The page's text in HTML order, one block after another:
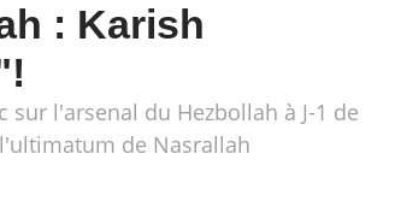
: Karish
sur l'arsenal du Hezbollah à J-1 de
de Nasrallah